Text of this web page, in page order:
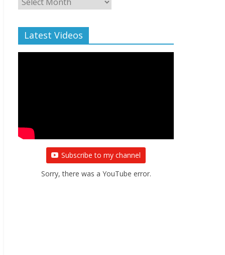
Archive
Latest Videos
Subscribe to my channel
Sorry, there was a YouTube error.